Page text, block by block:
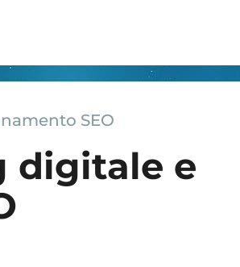
SEO
digitale e